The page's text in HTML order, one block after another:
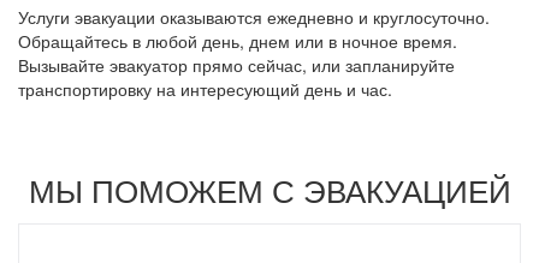
Услуги эвакуации оказываются ежедневно и круглосуточно.
Обращайтесь в любой день, днем или в ночное время.
Вызывайте эвакуатор прямо сейчас, или запланируйте
транспортировку на интересующий день и час.
МЫ ПОМОЖЕМ С ЭВАКУАЦИЕЙ